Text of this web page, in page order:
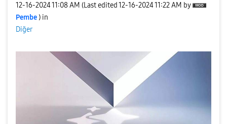
‎12-16-202411:08 AM (Last edited ‎12-16-202411:22 AM by
Pembe ) in
Diğer